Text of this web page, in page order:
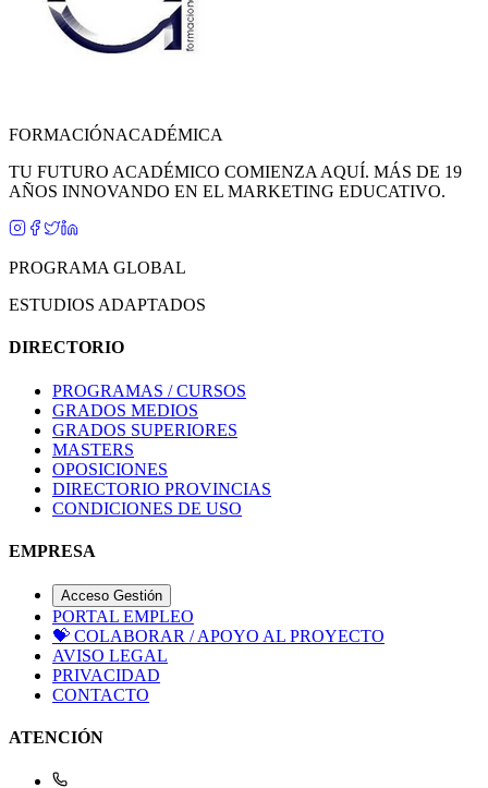
FORMACIÓNACADÉMICA
TU FUTURO ACADÉMICO COMIENZA AQUÍ. MÁS DE 19
AÑOS INNOVANDO EN EL MARKETING EDUCATIVO.
PROGRAMA GLOBAL
ESTUDIOS ADAPTADOS
DIRECTORIO
PROGRAMAS / CURSOS
GRADOS MEDIOS
GRADOS SUPERIORES
MASTERS
OPOSICIONES
DIRECTORIO PROVINCIAS
CONDICIONES DE USO
EMPRESA
Acceso Gestión
PORTAL EMPLEO
💝 COLABORAR / APOYO AL PROYECTO
AVISO LEGAL
PRIVACIDAD
CONTACTO
ATENCIÓN